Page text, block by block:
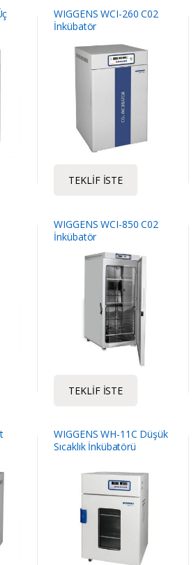
WIGGENS WCI-260 C02
İnkübatör
TEKLIF İSTE
WIGGENS WCI-850 C02
İnkübatör
TEKLIF İSTE
WIGGENS WH-11C Düşük
Sıcaklık İnkübatörü